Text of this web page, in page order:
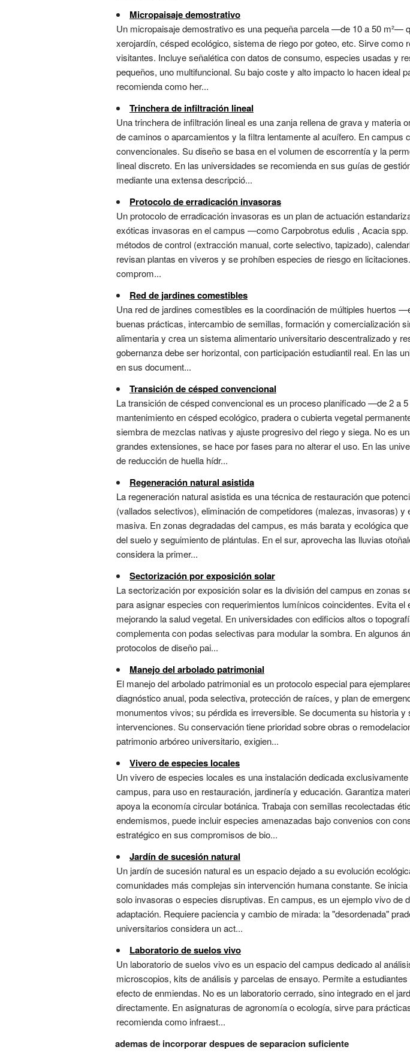
Micropaisaje demostrativo
Un micropaisaje demostrativo es una pequeña parcela —de 10 a 50 m²—
xerojardín, césped ecológico, sistema de riego por goteo, etc. Sirve
visitantes. Incluye señalética con datos de consumo, especies usadas y
pequeños, uno multifuncional. Su bajo coste y alto impacto lo hacen ideal
recomienda como her...
Trinchera de infiltración lineal
Una trinchera de infiltración lineal es una zanja rellena de grava y
de caminos o aparcamientos y la filtra lentamente al acuífero. En
convencionales. Su diseño se basa en el volumen de escorrentía y la
lineal discreto. En las universidades se recomienda en sus guías de
mediante una extensa descripció...
Protocolo de erradicación invasoras
Un protocolo de erradicación invasoras es un plan de actuación
exóticas invasoras en el campus —como Carpobrotus edulis , Acacia
métodos de control (extracción manual, corte selectivo, tapizado),
revisan plantas en viveros y se prohíben especies de riesgo en
comprom...
Red de jardines comestibles
Una red de jardines comestibles es la coordinación de múltiples
buenas prácticas, intercambio de semillas, formación y comercialización
alimentaria y crea un sistema alimentario universitario descentralizado y
gobernanza debe ser horizontal, con participación estudiantil real. En las
en sus document...
Transición de césped convencional
La transición de césped convencional es un proceso planificado —de 2
mantenimiento en césped ecológico, pradera o cubierta vegetal
siembra de mezclas nativas y ajuste progresivo del riego y siega. No es
grandes extensiones, se hace por fases para no alterar el uso. En las
de reducción de huella hídr...
Regeneración natural asistida
La regeneración natural asistida es una técnica de restauración que
(vallados selectivos), eliminación de competidores (malezas, invasoras)
masiva. En zonas degradadas del campus, es más barata y ecológica
del suelo y seguimiento de plántulas. En el sur, aprovecha las lluvias
considera la primer...
Sectorización por exposición solar
La sectorización por exposición solar es la división del campus en
para asignar especies con requerimientos lumínicos coincidentes. Evita
mejorando la salud vegetal. En universidades con edificios altos o
complementa con podas selectivas para modular la sombra. En algunos
protocolos de diseño pai...
Manejo del arbolado patrimonial
El manejo del arbolado patrimonial es un protocolo especial para
diagnóstico anual, poda selectiva, protección de raíces, y plan de
monumentos vivos; su pérdida es irreversible. Se documenta su historia
intervenciones. Su conservación tiene prioridad sobre obras o
patrimonio arbóreo universitario, exigien...
Vivero de especies locales
Un vivero de especies locales es una instalación dedicada
campus, para uso en restauración, jardinería y educación. Garantiza
apoya la economía circular botánica. Trabaja con semillas recolectadas
endemismos, puede incluir especies amenazadas bajo convenios con
estratégico en sus compromisos de bio...
Jardín de sucesión natural
Un jardín de sucesión natural es un espacio dejado a su evolución
comunidades más complejas sin intervención humana constante. Se
solo invasoras o especies disruptivas. En campus, es un ejemplo vivo
adaptación. Requiere paciencia y cambio de mirada: la "desordenada"
universitarios considera un act...
Laboratorio de suelos vivo
Un laboratorio de suelos vivo es un espacio del campus dedicado al
microscopios, kits de análisis y parcelas de ensayo. Permite a
efecto de enmiendas. No es un laboratorio cerrado, sino integrado en el
directamente. En asignaturas de agronomía o ecología, sirve para
recomienda como infraest...
ademas de incorporar despues de separacion suficiente